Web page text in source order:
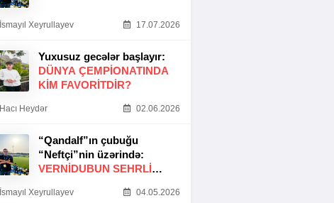
İsmayıl Xeyrullayev 17.07.2026
Yuxusuz gecələr başlayır:
DÜNYA ÇEMPIONATINDA
KIM FAVORITDIR?
Hacı Heydər 02.06.2026
“Qandalf”ın çubuğu
“Neftçi”nin üzərində:
VERNİDUBUN SEHRLİ
İsmayıl Xeyrullayev 04.05.2026